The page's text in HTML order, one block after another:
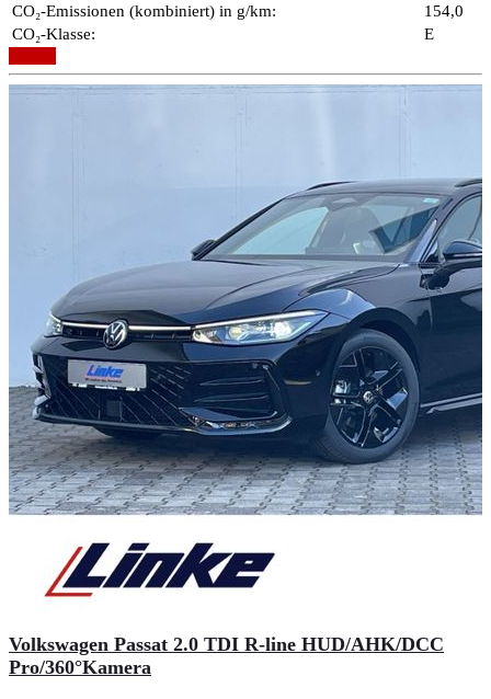
CO₂-Emissionen (kombiniert) in g/km:
154,0
CO₂-Klasse:
E
Volkswagen Passat 2.0 TDI R-line HUD/AHK/DCC
Pro/360°Kamera